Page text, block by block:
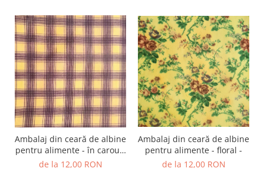
Ambalaj din ceară de albine
pentru alimente - în carouri
mov
de la 12,00 RON
Ambalaj din ceară de albine
pentru alimente - floral -
de la 12,00 RON